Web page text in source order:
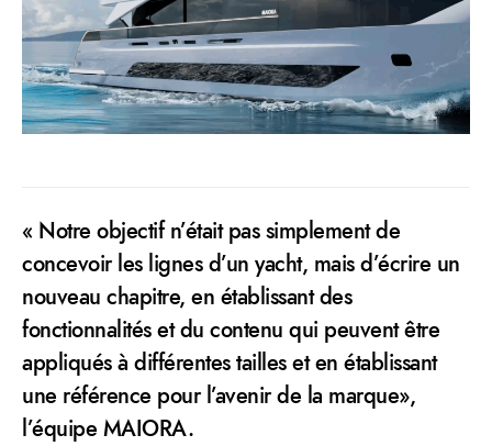
« Notre objectif n’était pas simplement de
concevoir les lignes d’un yacht, mais d’écrire un
nouveau chapitre, en établissant des
fonctionnalités et du contenu qui peuvent être
appliqués à différentes tailles et en établissant
une référence pour l’avenir de la marque»,
l’équipe MAIORA.